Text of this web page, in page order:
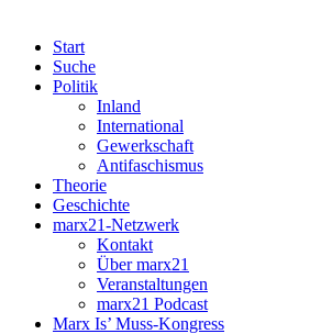
Start
Suche
Politik
Inland
International
Gewerkschaft
Antifaschismus
Theorie
Geschichte
marx21-Netzwerk
Kontakt
Über marx21
Veranstaltungen
marx21 Podcast
Marx Is’ Muss-Kongress